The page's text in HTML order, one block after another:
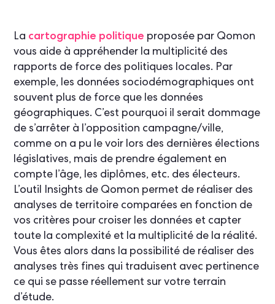
La cartographie politique proposée par Qomon
vous aide à appréhender la multiplicité des
rapports de force des politiques locales. Par
exemple, les données sociodémographiques ont
souvent plus de force que les données
géographiques. C’est pourquoi il serait dommage
de s’arrêter à l’opposition campagne/ville,
comme on a pu le voir lors des dernières élections
législatives, mais de prendre également en
compte l’âge, les diplômes, etc. des électeurs.
L’outil Insights de Qomon permet de réaliser des
analyses de territoire comparées en fonction de
vos critères pour croiser les données et capter
toute la complexité et la multiplicité de la réalité.
Vous êtes alors dans la possibilité de réaliser des
analyses très fines qui traduisent avec pertinence
ce qui se passe réellement sur votre terrain
d’étude.